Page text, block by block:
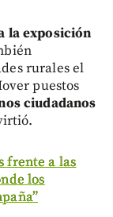
la exposición
rurales el
puestos
ciudadanos
frente a las
los